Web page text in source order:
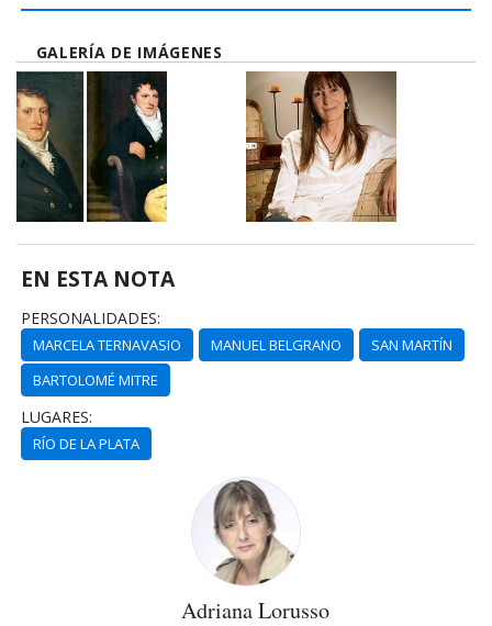
GALERÍA DE IMÁGENES
EN ESTA NOTA
PERSONALIDADES:
MARCELA TERNAVASIO MANUEL BELGRANO
SAN MARTÍN
BARTOLOMÉ MITRE
LUGARES:
RÍO DE LA PLATA
Adriana Lorusso